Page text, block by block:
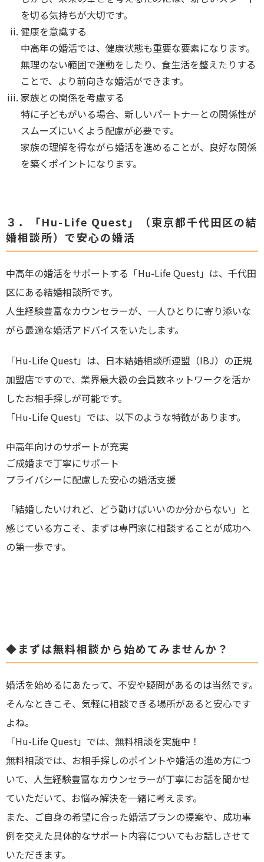
を切る気持ちが大切です。
健康を意識する
中高年の婚活では、健康状態も重要な要素になります。
無理のない範囲で運動をしたり、食生活を整えたりする
ことで、より前向きな婚活ができます。
家族との関係を考慮する
特に子どもがいる場合、新しいパートナーとの関係性が
スムーズにいくよう配慮が必要です。
家族の理解を得ながら婚活を進めることが、良好な関係
を築くポイントになります。
３．「Hu-Life Quest」（東京都千代田区の結
婚相談所）で安心の婚活
中高年の婚活をサポートする「Hu-Life Quest」は、千代田
区にある結婚相談所です。
人生経験豊富なカウンセラーが、一人ひとりに寄り添いな
がら最適な婚活アドバイスをいたします。
「Hu-Life Quest」は、日本結婚相談所連盟（IBJ）の正規
加盟店ですので、業界最大級の会員数ネットワークを活か
したお相手探しが可能です。
「Hu-Life Quest」では、以下のような特徴があります。
中高年向けのサポートが充実
ご成婚まで丁寧にサポート
プライバシーに配慮した安心の婚活支援
「結婚したいけれど、どう動けばいいのか分からない」と
感じている方こそ、まずは専門家に相談することが成功へ
の第一歩です。
◆まずは無料相談から始めてみませんか？
婚活を始めるにあたって、不安や疑問があるのは当然です。
そんなときこそ、気軽に相談できる場所があると安心です
よね。
「Hu-Life Quest」では、無料相談を実施中！
無料相談では、お相手探しのポイントや婚活の進め方につ
いて、人生経験豊富なカウンセラーが丁寧にお話を聞かせ
ていただいて、お悩み解決を一緒に考えます。
また、ご自身の希望に合った婚活プランの提案や、成功事
例を交えた具体的なサポート内容についてもお話しさせて
いただきます。